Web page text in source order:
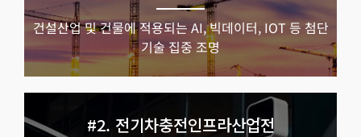
건설산업 및 건물에 적용되는 AI, 빅데이터, IOT 등 첨단
기술 집중 조명
#2. 전기차충전인프라산업전